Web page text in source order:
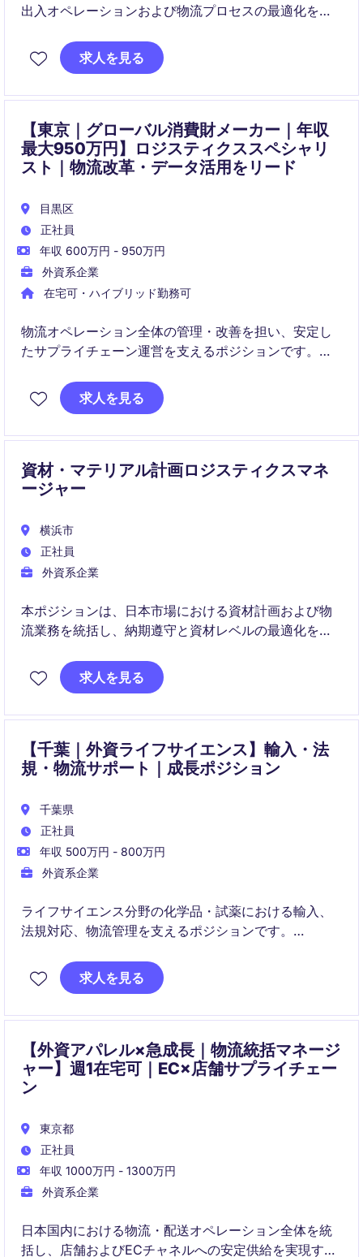
出入オペレーションおよび物流プロセスの最適化を担
ーバルプロジェクトへの参画を通じて、幅広い専門性
を高めることができます。
求人を見る
【東京｜グローバル消費財メーカー｜年収
最大950万円】ロジスティクススペシャリ
スト｜物流改革・データ活用をリード
目黒区
正社員
年収 600万円 - 950万円
外資系企業
在宅可・ハイブリッド勤務可
物流オペレーション全体の管理・改善を担い、安定し
たサプライチェーン運営を支えるポジションです。物
通じて、市場価値の高いSCMスキルを磨ける環境で
す。
求人を見る
資材・マテリアル計画ロジスティクスマネ
ージャー
横浜市
正社員
外資系企業
本ポジションは、日本市場における資材計画および物
流業務を統括し、納期遵守と資材レベルの最適化を実
ーバルマトリックス環境で物流戦略に貢献していただ
きます。
求人を見る
【千葉｜外資ライフサイエンス】輸入・法
規・物流サポート｜成長ポジション
千葉県
正社員
年収 500万円 - 800万円
外資系企業
ライフサイエンス分野の化学品・試薬における輸入、
法規対応、物流管理を支えるポジションです。
少数精鋭の環境で、サプライチェーン全体に関わりな
がら将来の専門人材として成長できる機会がありま
求人を見る
【外資アパレル×急成長｜物流統括マネージ
ャー】週1在宅可｜EC×店舗サプライチェー
ン
東京都
正社員
年収 1000万円 - 1300万円
外資系企業
日本国内における物流・配送オペレーション全体を統
括し、店舗およびECチャネルへの安定供給を実現する